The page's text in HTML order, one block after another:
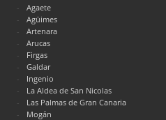
Agaete
Agüimes
Artenara
Arucas
Firgas
Galdar
Ingenio
La Aldea de San Nicolas
Las Palmas de Gran Canaria
Mogán